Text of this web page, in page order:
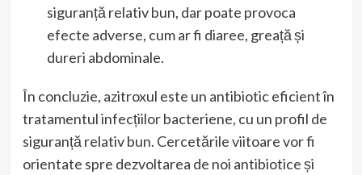
siguranță relativ bun, dar poate provoca
efecte adverse, cum ar fi diaree, greață și
dureri abdominale.
În concluzie, azitroxul este un antibiotic eficient în
tratamentul infecțiilor bacteriene, cu un profil de
siguranță relativ bun. Cercetările viitoare vor fi
orientate spre dezvoltarea de noi antibiotice și